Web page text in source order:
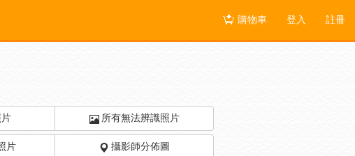
購物車 登入 註冊
所有無法辨識照片
片 攝影師分佈圖